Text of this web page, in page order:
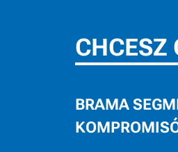
CHCESZ
BRAMA